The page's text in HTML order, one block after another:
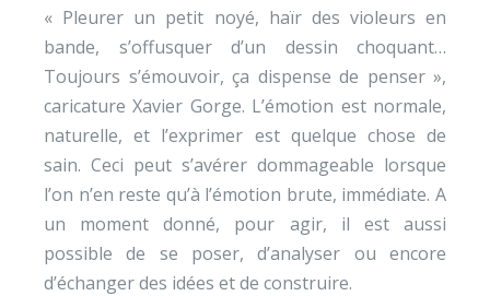
« Pleurer un petit noyé, haïr des violeurs en
bande, s’offusquer d’un dessin choquant…
Toujours s’émouvoir, ça dispense de penser »,
caricature Xavier Gorge. L’émotion est normale,
naturelle, et l’exprimer est quelque chose de
sain. Ceci peut s’avérer dommageable lorsque
l’on n’en reste qu’à l’émotion brute, immédiate. A
un moment donné, pour agir, il est aussi
possible de se poser, d’analyser ou encore
d’échanger des idées et de construire.